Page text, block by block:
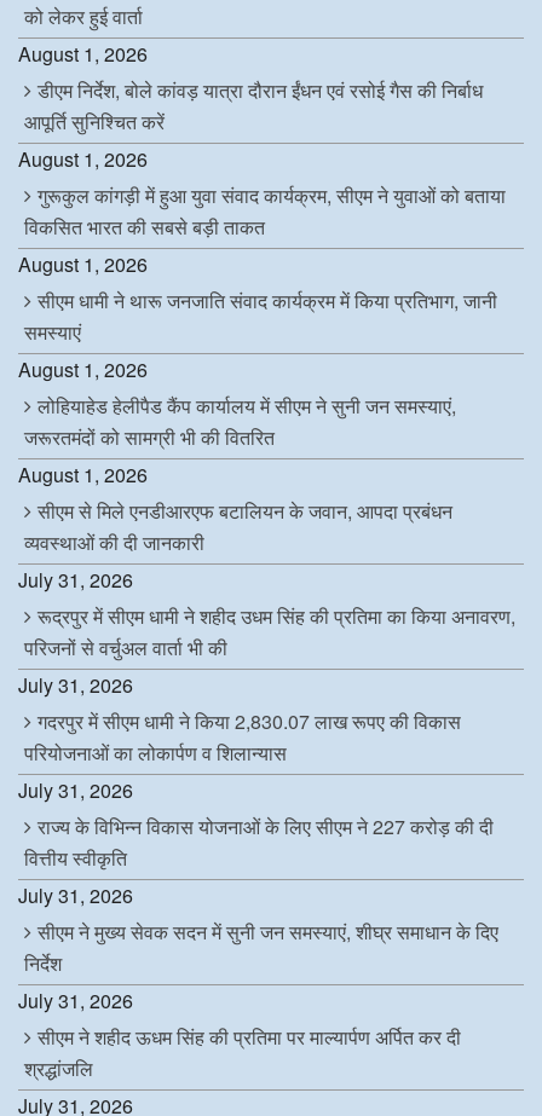
को लेकर हुई वार्ता
August 1, 2026
डीएम निर्देश, बोले कांवड़ यात्रा दौरान ईंधन एवं रसोई गैस की निर्बाध
आपूर्ति सुनिश्चित करें
August 1, 2026
गुरूकुल कांगड़ी में हुआ युवा संवाद कार्यक्रम, सीएम ने युवाओं को बताया
विकसित भारत की सबसे बड़ी ताकत
August 1, 2026
सीएम धामी ने थारू जनजाति संवाद कार्यक्रम में किया प्रतिभाग, जानी
समस्याएं
August 1, 2026
लोहियाहेड हेलीपैड कैंप कार्यालय में सीएम ने सुनी जन समस्याएं,
जरूरतमंदों को सामग्री भी की वितरित
August 1, 2026
सीएम से मिले एनडीआरएफ बटालियन के जवान, आपदा प्रबंधन
व्यवस्थाओं की दी जानकारी
July 31, 2026
रूद्रपुर में सीएम धामी ने शहीद उधम सिंह की प्रतिमा का किया अनावरण,
परिजनों से वर्चुअल वार्ता भी की
July 31, 2026
गदरपुर में सीएम धामी ने किया 2,830.07 लाख रूपए की विकास
परियोजनाओं का लोकार्पण व शिलान्यास
July 31, 2026
राज्य के विभिन्न विकास योजनाओं के लिए सीएम ने 227 करोड़ की दी
वित्तीय स्वीकृति
July 31, 2026
सीएम ने मुख्य सेवक सदन में सुनी जन समस्याएं, शीघ्र समाधान के दिए
निर्देश
July 31, 2026
सीएम ने शहीद ऊधम सिंह की प्रतिमा पर माल्यार्पण अर्पित कर दी
श्रद्धांजलि
July 31, 2026